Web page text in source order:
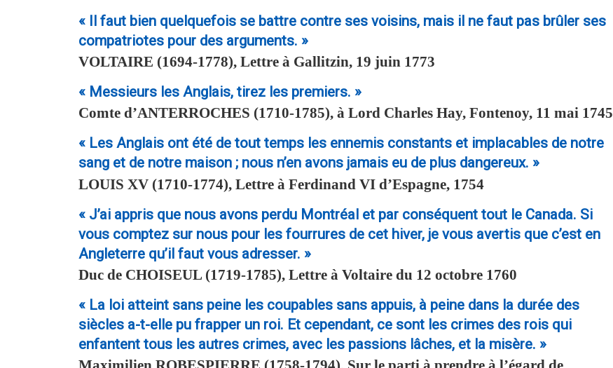
« Il faut bien quelquefois se battre contre ses voisins, mais il ne faut pas brûler ses
compatriotes pour des arguments. »
VOLTAIRE (1694-1778), Lettre à Gallitzin, 19 juin 1773
« Messieurs les Anglais, tirez les premiers. »
Comte d’ANTERROCHES (1710-1785), à Lord Charles Hay, Fontenoy, 11 mai 1745
« Les Anglais ont été de tout temps les ennemis constants et implacables de notre
sang et de notre maison ; nous n’en avons jamais eu de plus dangereux. »
LOUIS XV (1710-1774), Lettre à Ferdinand VI d’Espagne, 1754
« J’ai appris que nous avons perdu Montréal et par conséquent tout le Canada. Si
vous comptez sur nous pour les fourrures de cet hiver, je vous avertis que c’est en
Angleterre qu’il faut vous adresser. »
Duc de CHOISEUL (1719-1785), Lettre à Voltaire du 12 octobre 1760
« La loi atteint sans peine les coupables sans appuis, à peine dans la durée des
siècles a-t-elle pu frapper un roi. Et cependant, ce sont les crimes des rois qui
enfantent tous les autres crimes, avec les passions lâches, et la misère. »